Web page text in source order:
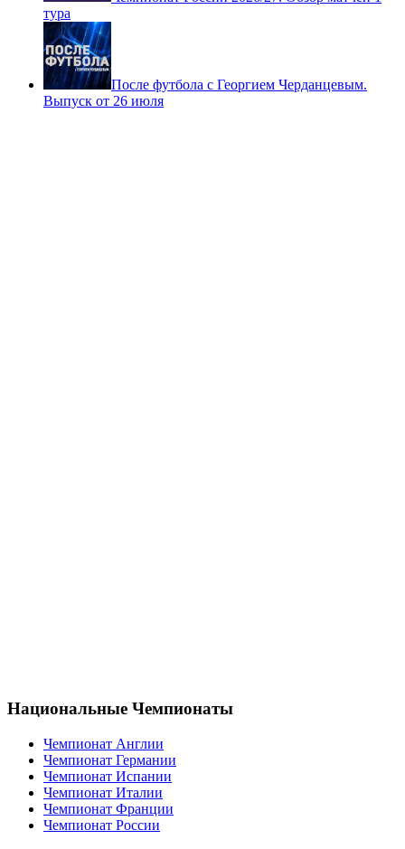
тура
После футбола с Георгием Черданцевым.
Выпуск от 26 июля
Национальные Чемпионаты
Чемпионат Англии
Чемпионат Германии
Чемпионат Испании
Чемпионат Италии
Чемпионат Франции
Чемпионат России